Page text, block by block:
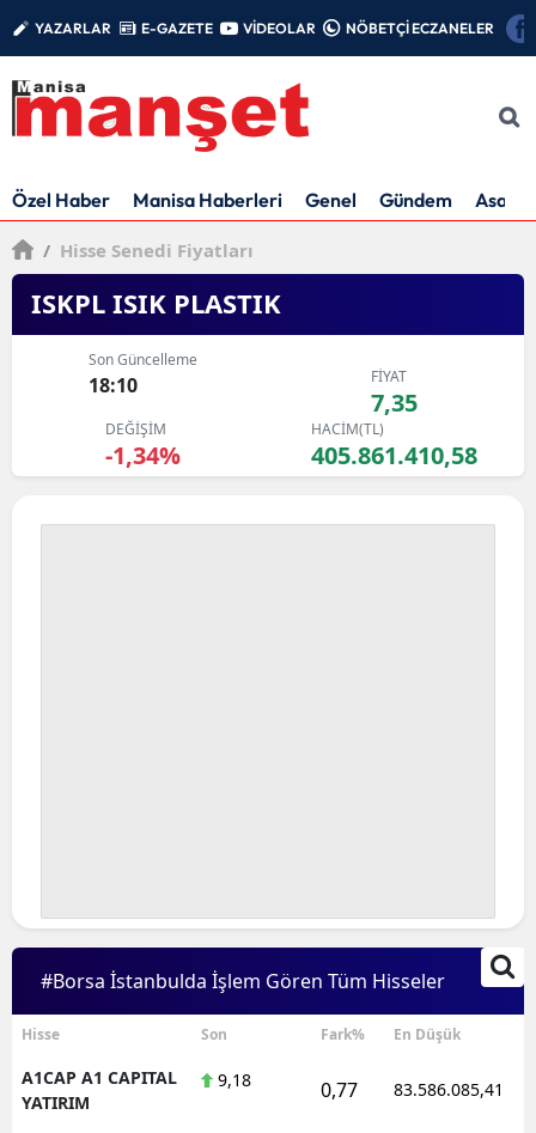
YAZARLAR E-GAZETE VİDEOLAR NÖBETÇİ ECZANELER
Özel Haber Manisa Haberleri Genel Gündem Asayiş
/ Hisse Senedi Fiyatları
ISKPL ISIK PLASTIK
Son Güncelleme
18:10 FİYAT
7,35
DEĞİŞİM
-1,34%
HACİM(TL)
405.861.410,58
#Borsa İstanbulda İşlem Gören Tüm Hisseler
Hisse Son Fark% En Düşük
A1CAP A1 CAPITAL
YATIRIM
9,18 0,77 83.586.085,41